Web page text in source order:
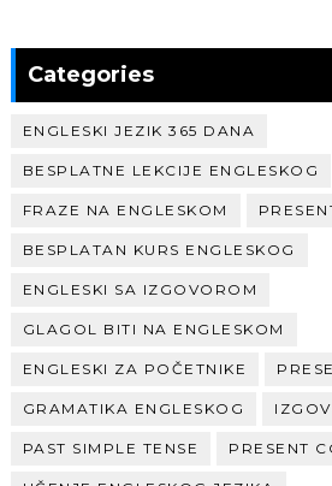
Categories
ENGLESKI JEZIK 365 DANA
BESPLATNE LEKCIJE ENGLESKOG
FRAZE NA ENGLESKOM
BESPLATAN KURS ENGLESKOG
ENGLESKI SA IZGOVOROM
GLAGOL BITI NA ENGLESKOM
ENGLESKI ZA POČETNIKE
GRAMATIKA ENGLESKOG
PAST SIMPLE TENSE PRESENT